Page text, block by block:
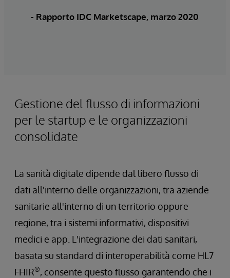
- Rapporto IDC Marketscape, marzo 2020
Gestione del flusso di informazioni
per le startup e le organizzazioni
consolidate
La sanità digitale dipende dal libero flusso di
dati all'interno delle organizzazioni, tra aziende
sanitarie all'interno di un territorio oppure
regione, tra i sistemi informativi, dispositivi
medici e app. L'integrazione dei dati sanitari,
basata su standard di interoperabilità come HL7
FHIR®, consente questo flusso garantendo che i